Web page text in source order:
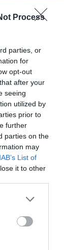
Process
parties, or
for
opt-out
after your
seeing
utilized by
prior to
further
parties on the
may
IAB’s List of
it to other
Google
may click to
tags to
Google
της
τη
Σύλλογος